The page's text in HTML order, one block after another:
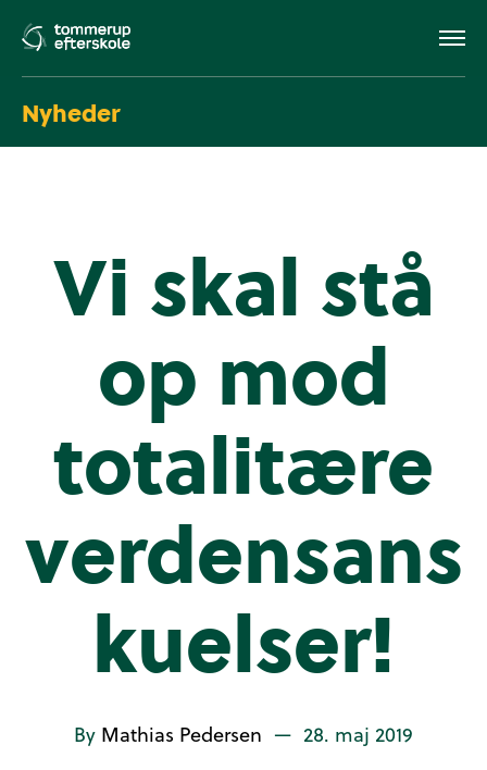
Nyheder
Vi skal stå
op mod
totalitære
verdensans
kuelser!
By Mathias Pedersen — 28. maj 2019